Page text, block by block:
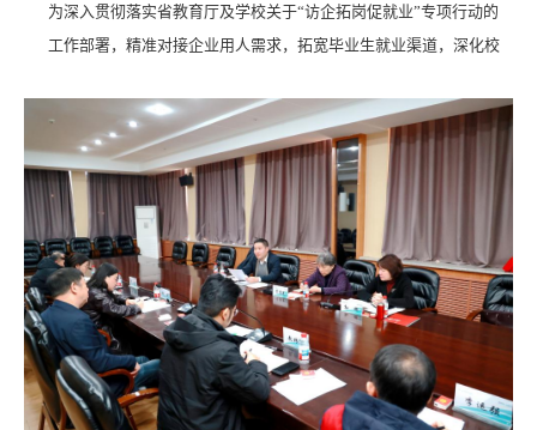
​为深入贯彻落实省教育厅及学校关于“访企拓岗促就业”专项行动的
工作部署，精准对接企业用人需求，拓宽毕业生就业渠道，深化校
陈景鑫指导下，信息学院、艺术与体育学院院长郝丽娜带领信息学
院电子商务专业长徐一楠、计算机科学与技术专业长韩楠楠、艺术
与体育学院动画专业长佟鑫、艺术与体育学院视觉传达设计专业长
王昀碧，电子商务专业教师刘玉洁、姚明超、周健...